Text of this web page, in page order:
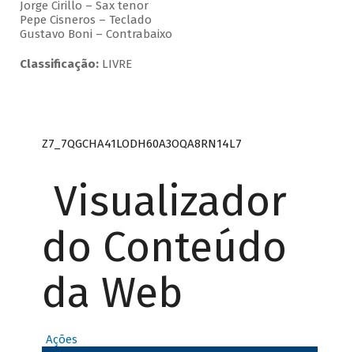
Jorge Cirillo – Sax tenor
Pepe Cisneros – Teclado
Gustavo Boni – Contrabaixo
Classificação:LIVRE
Z7_7QGCHA41LODH60A3OQA8RN14L7
Visualizador
do Conteúdo
da Web
Ações